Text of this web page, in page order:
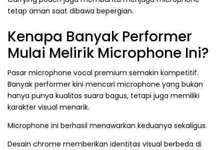
tetap aman saat dibawa bepergian.
Kenapa Banyak Performer
Mulai Melirik Microphone Ini?
Pasar microphone vocal premium semakin kompetitif.
Banyak performer kini mencari microphone yang bukan
hanya punya kualitas suara bagus, tetapi juga memiliki
karakter visual menarik.
Microphone ini berhasil menawarkan keduanya sekaligus.
Desain chrome memberikan identitas visual berbeda di